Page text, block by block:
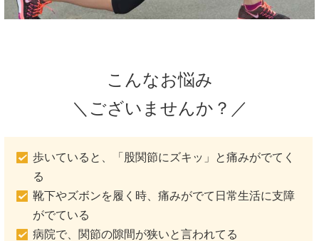
こんなお悩み
＼ございませんか？／
歩いていると、「股関節にズキッ」と痛みがでてく
る
靴下やズボンを履く時、痛みがでて日常生活に支障
がでている
病院で、関節の隙間が狭いと言われてる